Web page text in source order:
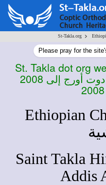
St-Takla.org >
Please pray for the
St. Takla dot org
2008 دوت أورج إلى
Ethiopian
Saint Takla
Addis